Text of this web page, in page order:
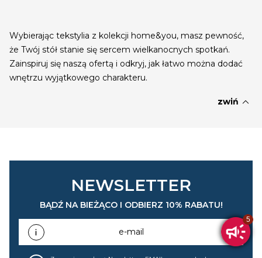
Wybierając tekstylia z kolekcji home&you, masz pewność,
że Twój stół stanie się sercem wielkanocnych spotkań.
Zainspiruj się naszą ofertą i odkryj, jak łatwo można dodać
wnętrzu wyjątkowego charakteru.
zwiń expand_less
NEWSLETTER
BĄDŹ NA BIEŻĄCO I ODBIERZ 10% RABATU!
e-mail